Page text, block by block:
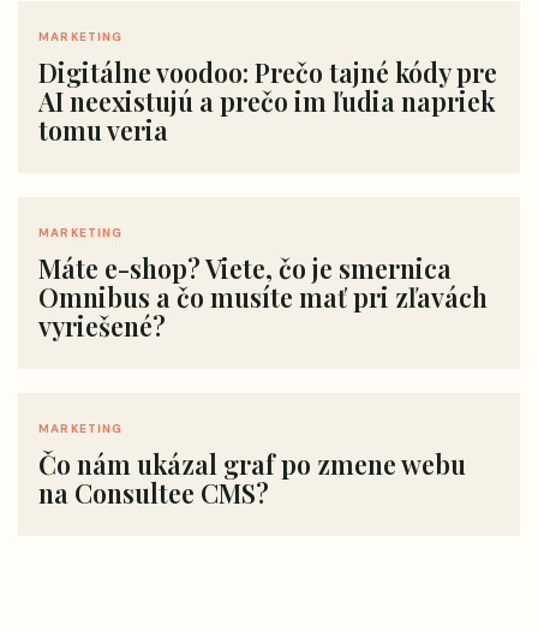
MARKETING
Digitálne voodoo: Prečo tajné kódy pre
AI neexistujú a prečo im ľudia napriek
tomu veria
MARKETING
Máte e-shop? Viete, čo je smernica
Omnibus a čo musíte mať pri zľavách
vyriešené?
MARKETING
Čo nám ukázal graf po zmene webu
na Consultee CMS?